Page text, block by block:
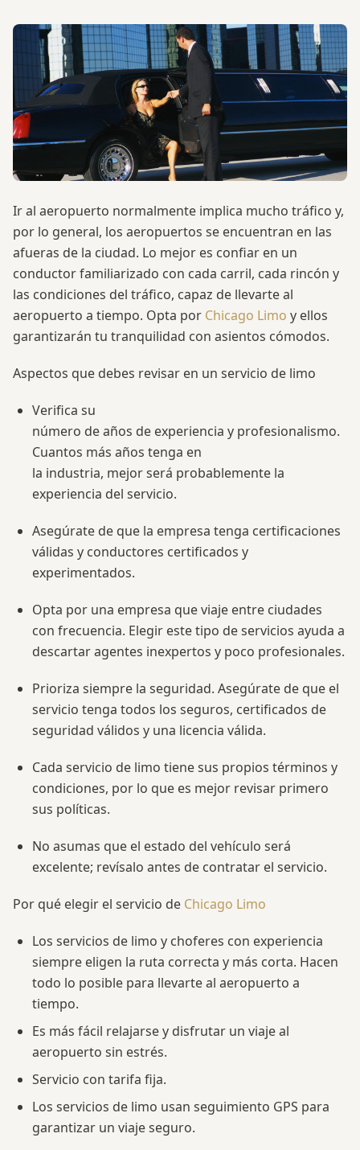
Ir al aeropuerto normalmente implica mucho tráfico y,
por lo general, los aeropuertos se encuentran en las
afueras de la ciudad. Lo mejor es confiar en un
conductor familiarizado con cada carril, cada rincón y
las condiciones del tráfico, capaz de llevarte al
aeropuerto a tiempo. Opta por Chicago Limo y ellos
garantizarán tu tranquilidad con asientos cómodos.
Aspectos que debes revisar en un servicio de limo
Verifica su
número de años de experiencia y profesionalismo.
Cuantos más años tenga en
la industria, mejor será probablemente la
experiencia del servicio.
Asegúrate de que la empresa tenga certificaciones
válidas y conductores certificados y
experimentados.
Opta por una empresa que viaje entre ciudades
con frecuencia. Elegir este tipo de servicios ayuda a
descartar agentes inexpertos y poco profesionales.
Prioriza siempre la seguridad. Asegúrate de que el
servicio tenga todos los seguros, certificados de
seguridad válidos y una licencia válida.
Cada servicio de limo tiene sus propios términos y
condiciones, por lo que es mejor revisar primero
sus políticas.
No asumas que el estado del vehículo será
excelente; revísalo antes de contratar el servicio.
Por qué elegir el servicio de Chicago Limo
Los servicios de limo y choferes con experiencia
siempre eligen la ruta correcta y más corta. Hacen
todo lo posible para llevarte al aeropuerto a
tiempo.
Es más fácil relajarse y disfrutar un viaje al
aeropuerto sin estrés.
Servicio con tarifa fija.
Los servicios de limo usan seguimiento GPS para
garantizar un viaje seguro.